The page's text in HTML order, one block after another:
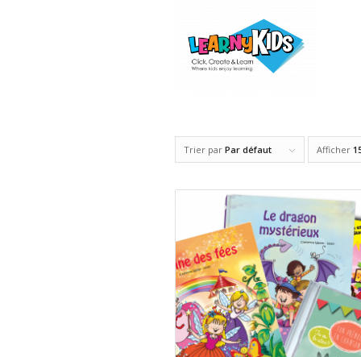
Trier par Par défaut Afficher